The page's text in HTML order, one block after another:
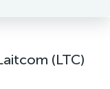
(LTC)